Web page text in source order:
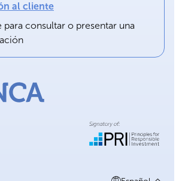
al cliente
para consultar o presentar una